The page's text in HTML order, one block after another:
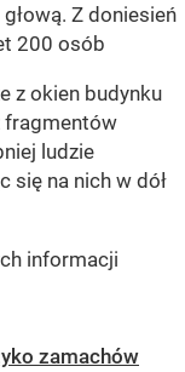
Z doniesień
200 osób
z okien budynku
fragmentów
ludzie
się na nich w dół
informacji
zamachów